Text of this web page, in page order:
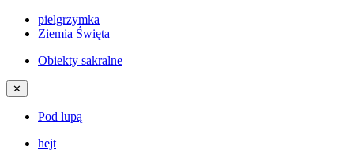
pielgrzymka
Ziemia Święta
Obiekty sakralne
✕
Pod lupą
hejt